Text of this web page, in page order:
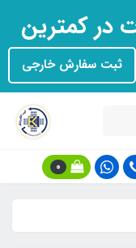
در کمترین
ثبت سفارش خارجی
0